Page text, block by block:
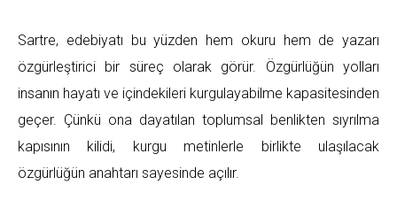
Sartre, edebiyatı bu yüzden hem okuru hem de yazarı
özgürleştirici bir süreç olarak görür. Özgürlüğün yolları
insanın hayatı ve içindekileri kurgulayabilme kapasitesinden
geçer. Çünkü ona dayatılan toplumsal benlikten sıyrılma
kapısının kilidi, kurgu metinlerle birlikte ulaşılacak
özgürlüğün anahtarı sayesinde açılır.